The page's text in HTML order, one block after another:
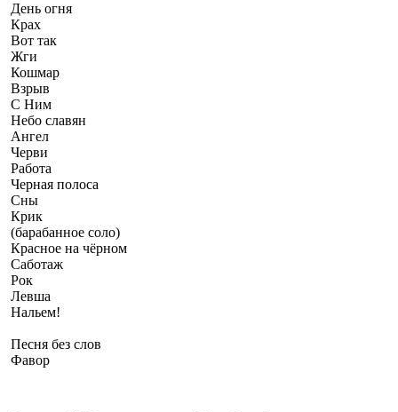
День огня
Крах
Вот так
Жги
Кошмар
Взрыв
С Ним
Небо славян
Ангел
Черви
Работа
Черная полоса
Сны
Крик
(барабанное соло)
Красное на чёрном
Саботаж
Рок
Левша
Нальем!
Песня без слов
Фавор